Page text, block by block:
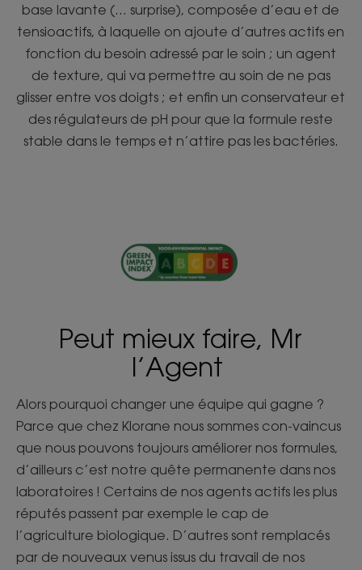
base lavante (… surprise), composée d’eau et de
tensioactifs, à laquelle on ajoute d’autres actifs en
fonction du besoin adressé par le soin ; un agent
de texture, qui va permettre au soin de ne pas
glisser entre vos doigts ; et enfin un conservateur et
des régulateurs de pH pour que la formule reste
stable dans le temps et n’attire pas les bactéries.
Peut mieux faire, Mr
l’Agent
Alors pourquoi changer une équipe qui gagne ?
Parce que chez Klorane nous sommes con-vaincus
que nous pouvons toujours améliorer nos formules,
d’ailleurs c’est notre quête permanente dans nos
laboratoires ! Certains de nos agents actifs les plus
réputés passent par exemple le cap de
l’agriculture biologique. D’autres sont remplacés
par de nouveaux venus issus du travail de nos